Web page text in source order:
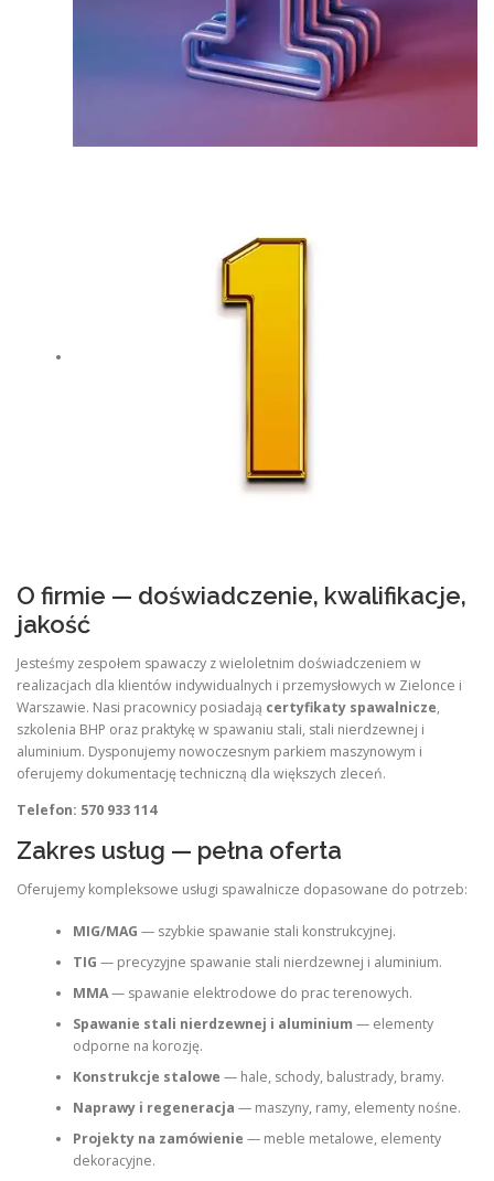
O firmie — doświadczenie, kwalifikacje,
jakość
Jesteśmy zespołem spawaczy z wieloletnim doświadczeniem w
realizacjach dla klientów indywidualnych i przemysłowych w Zielonce i
Warszawie. Nasi pracownicy posiadają certyfikaty spawalnicze,
szkolenia BHP oraz praktykę w spawaniu stali, stali nierdzewnej i
aluminium. Dysponujemy nowoczesnym parkiem maszynowym i
oferujemy dokumentację techniczną dla większych zleceń.
Telefon: 570 933 114
Zakres usług — pełna oferta
Oferujemy kompleksowe usługi spawalnicze dopasowane do potrzeb:
MIG/MAG — szybkie spawanie stali konstrukcyjnej.
TIG — precyzyjne spawanie stali nierdzewnej i aluminium.
MMA— spawanie elektrodowe do prac terenowych.
Spawanie stali nierdzewnej i aluminium — elementy
odporne na korozję.
Konstrukcje stalowe — hale, schody, balustrady, bramy.
Naprawy i regeneracja — maszyny, ramy, elementy nośne.
Projekty na zamówienie — meble metalowe, elementy
dekoracyjne.